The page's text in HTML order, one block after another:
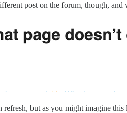
post on the forum, though,
refresh, but as you might imagine